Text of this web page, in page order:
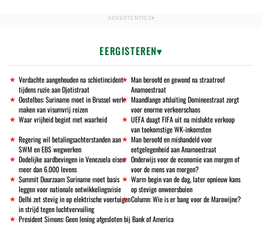
EERGISTEREN
Verdachte aangehouden na schietincident
tijdens ruzie aan Djotistraat
Man beroofd en gewond na straatroof
Anamoestraat
Oostelbos: Suriname moet in Brussel werk
maken van visumvrij reizen
Maandlange afsluiting Domineestraat zorgt
voor enorme verkeerschaos
Waar vrijheid begint met waarheid
UEFA daagt FIFA uit na mislukte verkoop
van toekomstige WK-inkomsten
Regering wil betalingsachterstanden aan
SWM en EBS wegwerken
Man beroofd en mishandeld voor
eetgelegenheid aan Anamoestraat
Dodelijke aardbevingen in Venezuela eisen
meer dan 6.000 levens
Onderwijs voor de economie van morgen of
voor de mens van morgen?
Summit Duurzaam Suriname moet basis
leggen voor nationale ontwikkelingsvisie
Warm begin van de dag, later opnieuw kans
op stevige onweersbuien
Delhi zet stevig in op elektrische voertuigen
in strijd tegen luchtvervuiling
Column: Wie is er bang voor de Marowijne?
President Simons: Geen lening afgesloten bij Bank of America